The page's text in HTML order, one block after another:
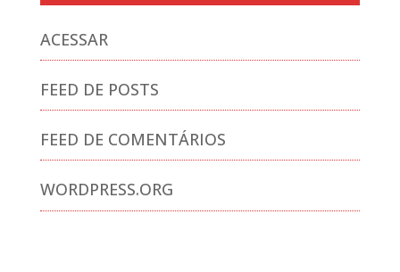
ACESSAR
FEED DE POSTS
FEED DE COMENTÁRIOS
WORDPRESS.ORG